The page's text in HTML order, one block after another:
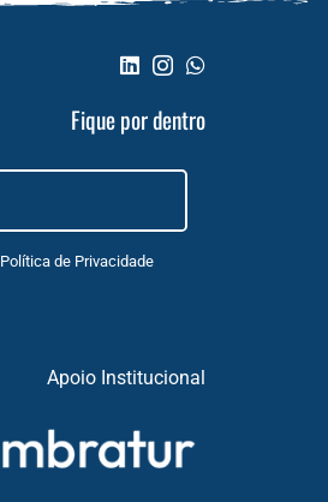
Fique por dentro
Política de Privacidade
Apoio Institucional